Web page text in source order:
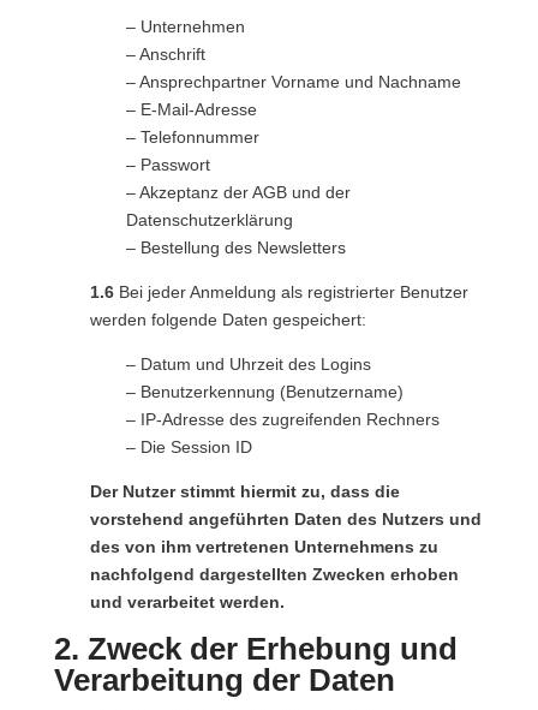
– Unternehmen
– Anschrift
– Ansprechpartner Vorname und Nachname
– E-Mail-Adresse
– Telefonnummer
– Passwort
– Akzeptanz der AGB und der
Datenschutzerklärung
– Bestellung des Newsletters
1.6Bei jeder Anmeldung als registrierter Benutzer
werden folgende Daten gespeichert:
– Datum und Uhrzeit des Logins
– Benutzerkennung (Benutzername)
– IP-Adresse des zugreifenden Rechners
– Die Session ID
Der Nutzer stimmt hiermit zu, dass die
vorstehend angeführten Daten des Nutzers und
des von ihm vertretenen Unternehmens zu
nachfolgend dargestellten Zwecken erhoben
und verarbeitet werden.
2. Zweck der Erhebung und
Verarbeitung der Daten